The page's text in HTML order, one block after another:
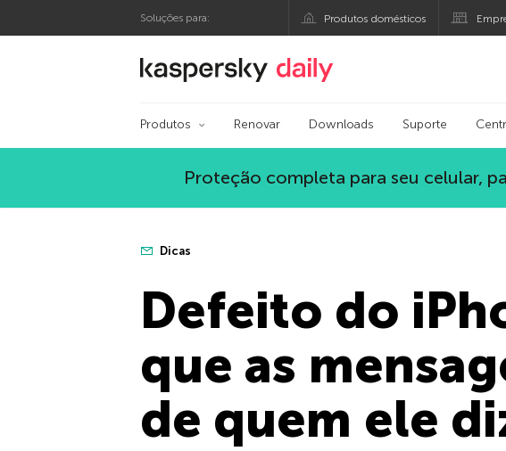
Soluções para: Produtos domésticos
Blog oficial da Kaspersky
Produtos Renovar Downloads Suporte
Proteção completa para seu celular,
Dicas
Defeito do
que as
de quem ele